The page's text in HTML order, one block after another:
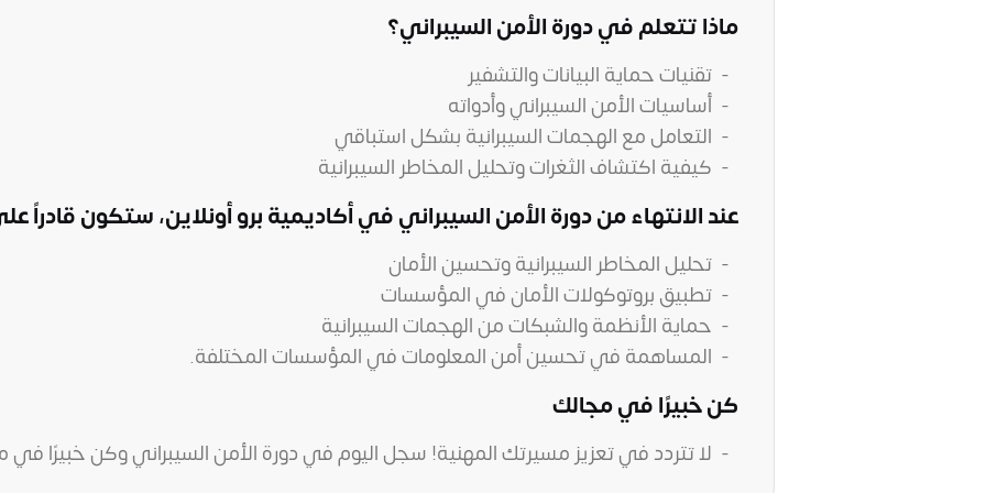
ماذا تتعلم في دورة الأمن السيبراني؟
تقنيات حماية البيانات والتشفير
أساسيات الأمن السيبراني وأدواته
التعامل مع الهجمات السيبرانية بشكل استباقي
كيفية اكتشاف الثغرات وتحليل المخاطر السيبرانية
عند الانتهاء من دورة الأمن السيبراني في أكاديمية برو أونلاين، ستكون قادراً
تحليل المخاطر السيبرانية وتحسين الأمان
تطبيق بروتوكولات الأمان في المؤسسات
حماية الأنظمة والشبكات من الهجمات السيبرانية
المساهمة في تحسين أمن المعلومات في المؤسسات المختلفة.
كن خبيرًا في مجالك
لا تتردد في تعزيز مسيرتك المهنية! سجل اليوم في دورة الأمن السيبراني وكن خبيرًا في